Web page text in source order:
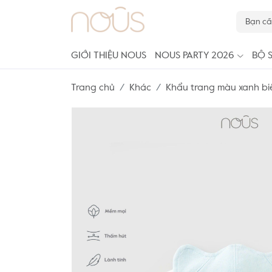
GIỚI THIỆU NOUS NOUS PARTY 2026 BỘ
Trang chủ Khác Khẩu trang màu xanh